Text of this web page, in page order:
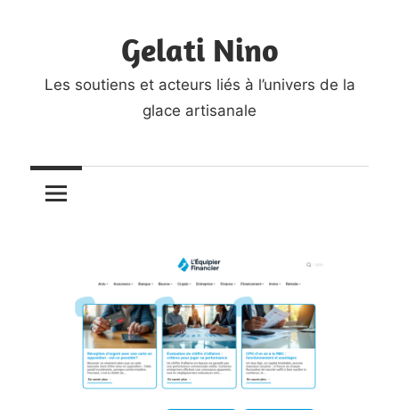
Gelati Nino
Les soutiens et acteurs liés à l’univers de la
glace artisanale